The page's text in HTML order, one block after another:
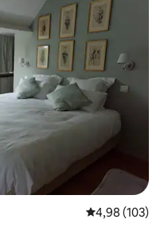
Середня
4,98 (103)